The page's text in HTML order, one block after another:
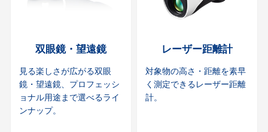
双眼鏡・望遠鏡
見る楽しさが広がる双眼
鏡・望遠鏡、プロフェッシ
ョナル用途まで選べるライ
ンナップ。
レーザー距離計
対象物の高さ・距離を素早
く測定できるレーザー距離
計。